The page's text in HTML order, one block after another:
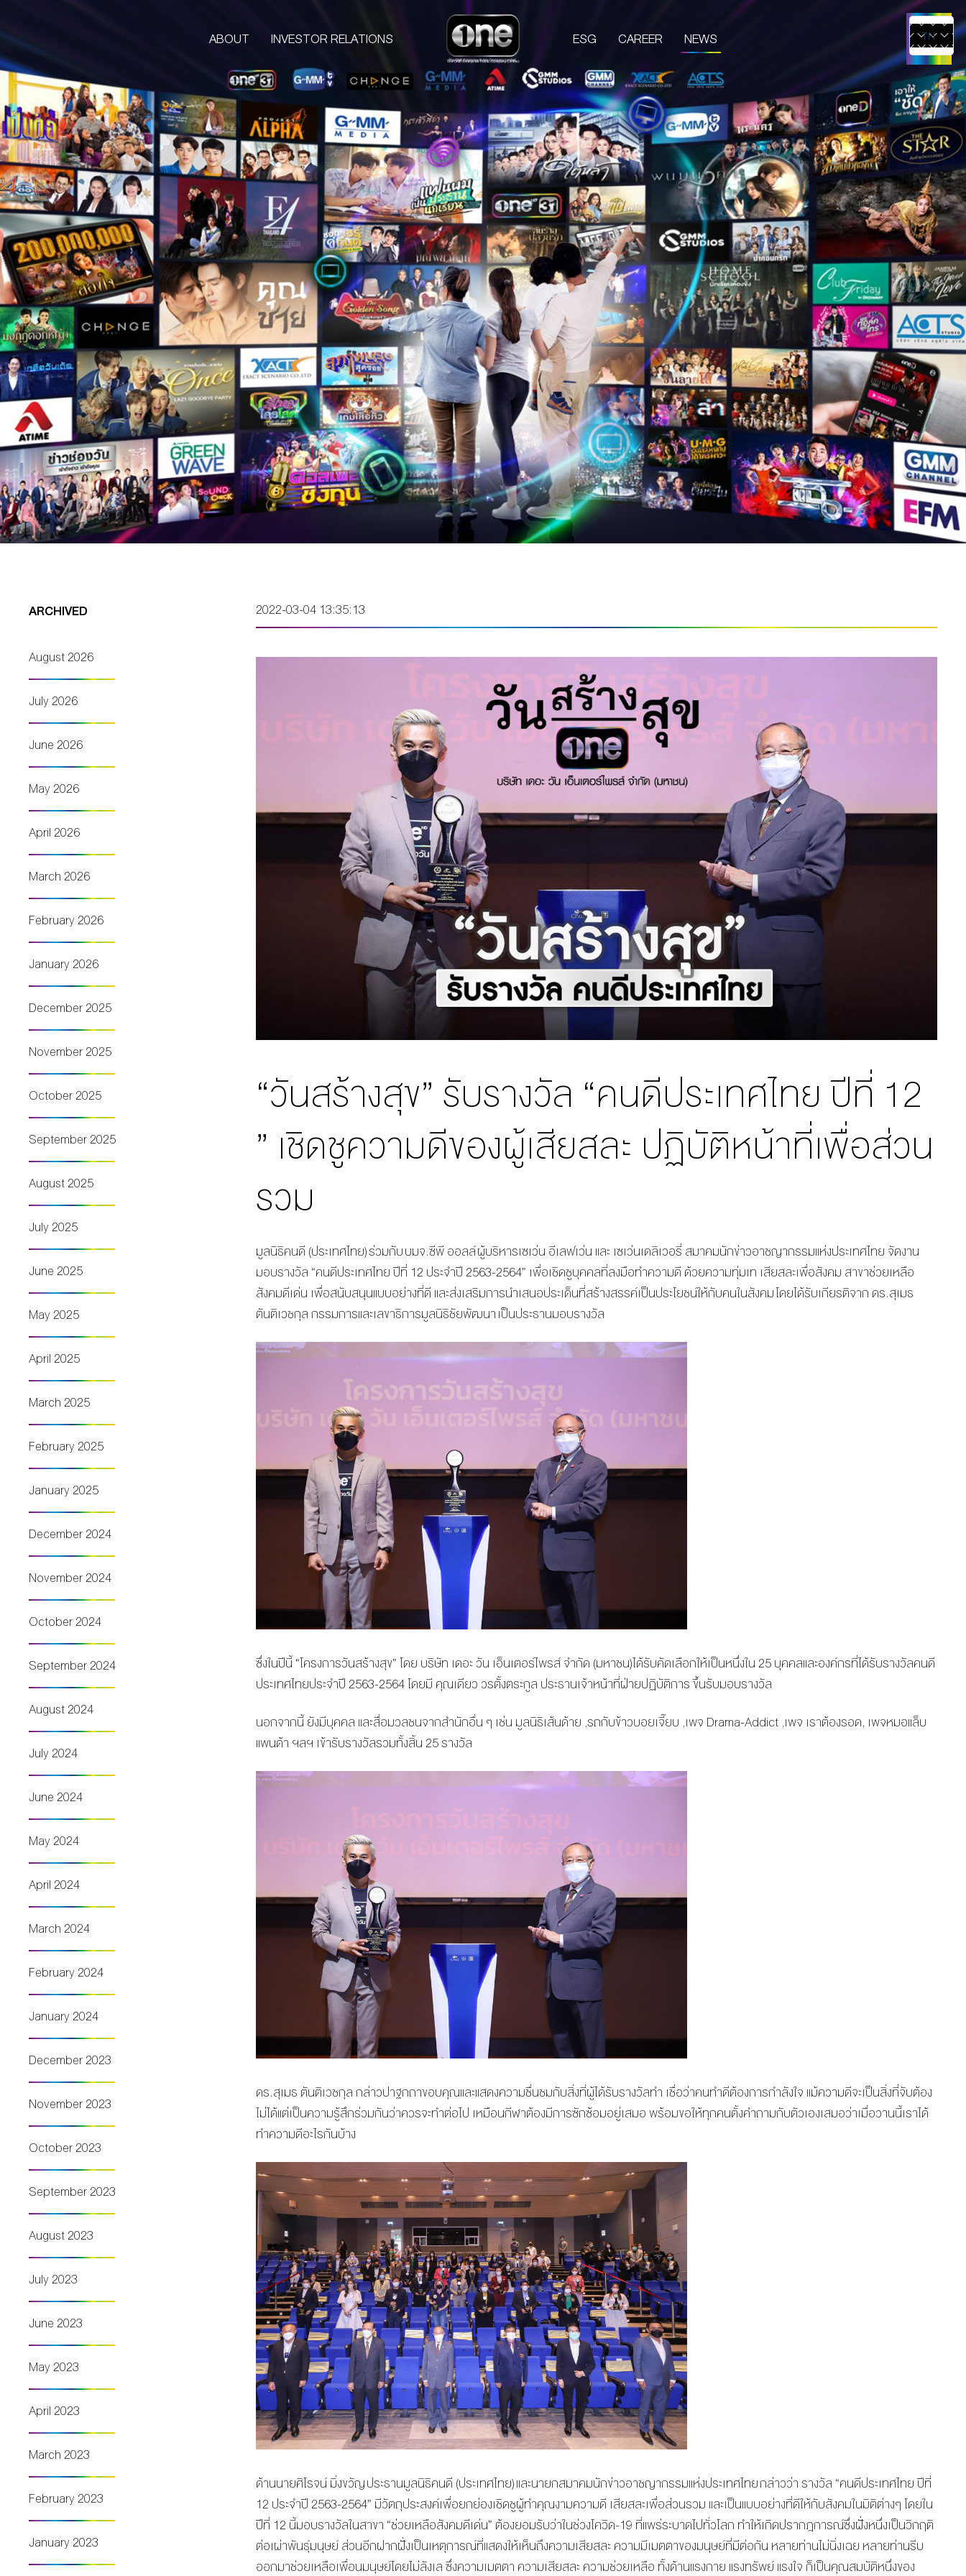
ABOUT INVESTOR RELATIONS ESG CAREER NEWS
TH
EN
ABOUT
CORPORATE
COMPANY’S BUSINESS
OUR VISION & MISSION
COMPANY BACKGROUND
LETTER FROM GROUP CEO
BOARD OF DIRECTORS
MANAGEMENT TEAM
ORGANIZATION CHART
AWARDS
COMPANIES
one31
GMM TV
CHANGE2561
GMM MEDIA
GMM STUDIOS
EXACT SCENARIO
ACTS STUDIO
PRODUCTS & SERVICES
CONTENT CREATOR
MEDIA
LIVE & EVENT
STUDIO RENTAL
ARTIST MANAGEMENT
MERCHANDISE
2022-03-04 13:35:13
“วันสร้างสุข” รับรางวัล “คนดีประเทศไทย ปีที่ 12
” เชิดชูความดีของผู้เสียสละ ปฏิบัติหน้าที่เพื่อส่วน
รวม
มูลนิธิคนดี (ประเทศไทย) ร่วมกับ บมจ.ซีพี ออลล์ ผู้บริหารเซเว่น อีเลฟเว่น และ เซเว่นเดลิเวอรี่ สมาคมนักข่าวอาชญากรรมแห่งประเทศไทย จัดงาน
มอบรางวัล “คนดีประเทศไทย ปีที่ 12 ประจำปี 2563-2564” เพื่อเชิดชูบุคคลที่ลงมือทำความดี ด้วยความทุ่มเท เสียสละเพื่อสังคม สาขาช่วยเหลือ
สังคมดีเด่น เพื่อสนับสนุนแบบอย่างที่ดี และส่งเสริมการนำเสนอประเด็นที่สร้างสรรค์เป็นประโยชน์ให้กับคนในสังคม โดยได้รับเกียรติจาก ดร.สุเมธ
ตันติเวชกุล กรรมการและเลขาธิการมูลนิธิชัยพัฒนา เป็นประธานมอบรางวัล
ซึ่งในปีนี้ “โครงการวันสร้างสุข” โดย บริษัท เดอะ วัน เอ็นเตอร์ไพรส์ จำกัด (มหาชน)ได้รับคัดเลือกให้เป็นหนึ่งใน 25 บุคคลและองค์กรที่ได้รับรางวัลคนดี
ประเทศไทยประจำปี 2563-2564 โดยมี คุณเดียว วรตั้งตระกูล ประธานเจ้าหน้าที่ฝ่ายปฏิบัติการ ขึ้นรับมอบรางวัล
นอกจากนี้ ยังมีบุคคล และสื่อมวลชนจากสำนักอื่น ๆ เช่น มูลนิธิเส้นด้าย ,รถกับข้าวบอยเจี๊ยบ ,เพจ Drama-Addict ,เพจ เราต้องรอด, เพจหมอแล็บ
แพนด้า ฯลฯ เข้ารับรางวัลรวมทั้งสิ้น 25 รางวัล
ดร.สุเมธ ตันติเวชกุล กล่าวปาฐกถาขอบคุณและแสดงความชื่นชมกับสิ่งที่ผู้ได้รับรางวัลทำ เชื่อว่าคนทำดีต้องการกำลังใจ แม้ความดีจะเป็นสิ่งที่จับต้อง
ไม่ได้แต่เป็นความรู้สึกร่วมกันว่าควรจะทำต่อไป เหมือนกีฬาต้องมีการซักซ้อมอยู่เสมอ พร้อมขอให้ทุกคนตั้งคำถามกับตัวเองเสมอว่าเมื่อวานนี้เราได้
ทำความดีอะไรกันบ้าง
ด้านนายศิโรจน์ มิ่งขวัญ ประธานมูลนิธิคนดี (ประเทศไทย) และนายกสมาคมนักข่าวอาชญากรรมแห่งประเทศไทย กล่าวว่า รางวัล “คนดีประเทศไทย ปีที่
12 ประจำปี 2563-2564” มีวัตถุประสงค์เพื่อยกย่องเชิดชูผู้ทำคุณงามความดี เสียสละเพื่อส่วนรวม และเป็นแบบอย่างที่ดีให้กับสังคมในมิติต่างๆ โดยใน
ปีที่ 12 นี้มอบรางวัลในสาขา “ช่วยเหลือสังคมดีเด่น” ต้องยอมรับว่าในช่วงโควิด-19 ที่แพร่ระบาดไปทั่วโลก ทำให้เกิดปรากฎการณ์ซึ่งฝั่งหนึ่งเป็นวิกฤติ
ต่อเผ่าพันธุ์มนุษย์ ส่วนอีกฝากฝั่งเป็นเหตุการณ์ที่แสดงให้เห็นถึงความเสียสละ ความมีเมตตาของมนุษย์ที่มีต่อกัน หลายท่านไม่นิ่งเฉย หลายท่านรีบ
ออกมาช่วยเหลือเพื่อนมนุษย์โดยไม่ลังเล ซึ่งความเมตตา ความเสียสละ ความช่วยเหลือ ทั้งด้านแรงกาย แรงทรัพย์ แรงใจ ก็เป็นคุณสมบัติหนึ่งของ
ARCHIVED
August 2026
July 2026
June 2026
May 2026
April 2026
March 2026
February 2026
January 2026
December 2025
November 2025
October 2025
September 2025
August 2025
July 2025
June 2025
May 2025
April 2025
March 2025
February 2025
January 2025
December 2024
November 2024
October 2024
September 2024
August 2024
July 2024
June 2024
May 2024
April 2024
March 2024
February 2024
January 2024
December 2023
November 2023
October 2023
September 2023
August 2023
July 2023
June 2023
May 2023
April 2023
March 2023
February 2023
January 2023